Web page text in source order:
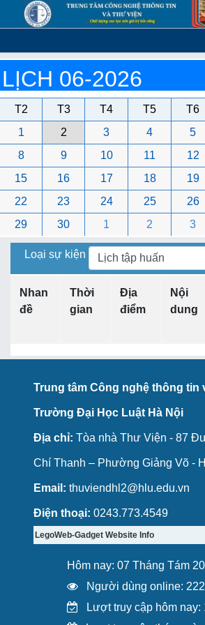
LỊCH 06-2026
T2 T3 T4 T5 T6
1
2 3 4 5
8
9 10 11 12
15
16 17 18 19
22
23 24 25 26
29
30 1 2 3
Loại sự kiện
Nhan
đề
Thời
gian
Địa
điểm
Nội
dung
Trung tâm Công nghệ thông tin
Trường Đại Học Luật Hà Nội
Địa chỉ: Tòa nhà Thư Viện - 87
Chí Thanh – Phường Giảng Võ -
Email: thuviendhl2@hlu.edu.vn
Điện thoại: 0243.773.4549
LegoWeb-Gadget Website Info
Hôm nay: 07 Tháng Tám
Người dùng online: 222
Lượt truy cập hôm nay: